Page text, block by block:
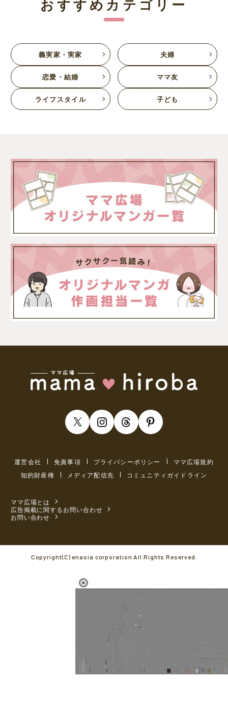
L
おすすめカテゴリー
義実家・実家 夫婦
恋愛・結婚 ママ友
ライフスタイル 子ども
運営会社 免責事項 プライバシーポリシー
ママ広場規約
知的財産権
メディア配信先 コミュニティガイドライン
ママ広場とは
広告掲載に関するお問い合わせ
お問い合わせ
Copyright(C) enasia corporation All Rights Reserved.